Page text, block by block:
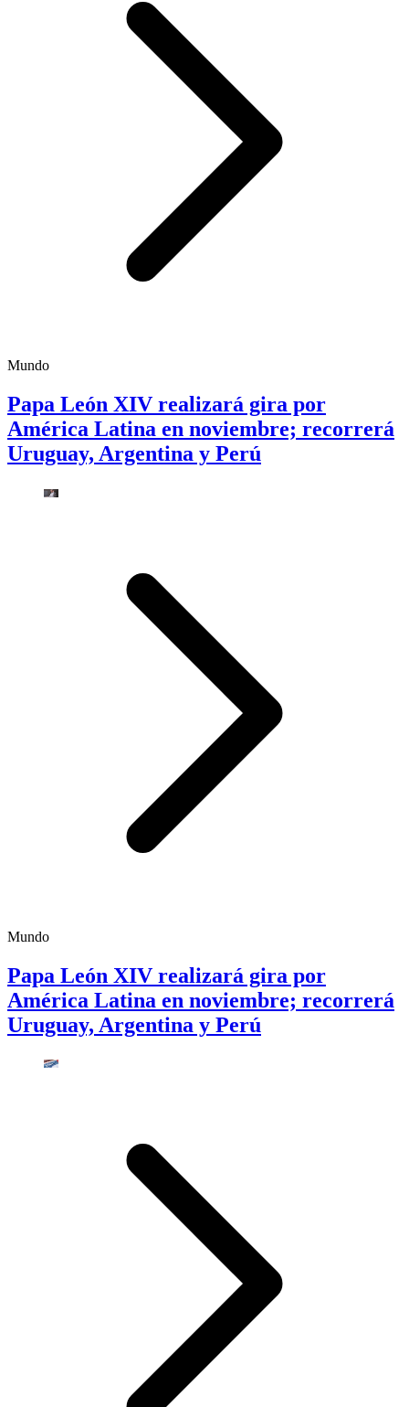
Mundo
Papa León XIV realizará gira por
América Latina en noviembre; recorrerá
Uruguay, Argentina y Perú
Mundo
Papa León XIV realizará gira por
América Latina en noviembre; recorrerá
Uruguay, Argentina y Perú